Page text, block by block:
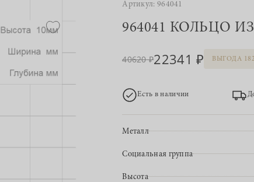
Артикул: 964041
964041 КОЛЬЦО
40620 22341 ВЫГОДА
Есть в наличии
Металл
Социальная группа
Высота